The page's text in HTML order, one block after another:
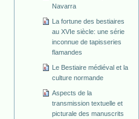
Navarra
La fortune des bestiaires
au XVIe siècle: une série
inconnue de tapisseries
flamandes
Le Bestiaire médiéval et la
culture normande
Aspects de la
transmission textuelle et
picturale des manuscrits